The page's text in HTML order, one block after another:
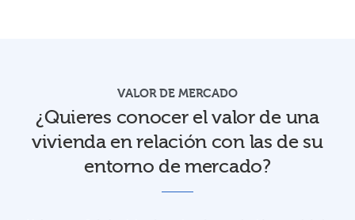
VALOR DE MERCADO
¿Quieres conocer el valor de una
vivienda en relación con las de su
entorno de mercado?